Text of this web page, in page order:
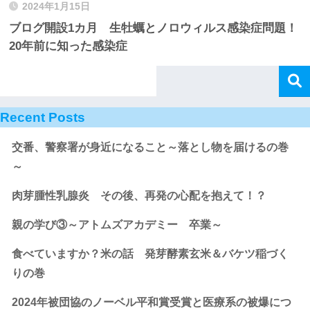
2024年1月15日
ブログ開設1カ月 生牡蠣とノロウィルス感染症問題！
20年前に知った感染症
Recent Posts
交番、警察署が身近になること～落とし物を届けるの巻
～
肉芽腫性乳腺炎 その後、再発の心配を抱えて！？
親の学び③～アトムズアカデミー 卒業～
食べていますか？米の話 発芽酵素玄米＆バケツ稲づく
りの巻
2024年被団協のノーベル平和賞受賞と医療系の被爆につ